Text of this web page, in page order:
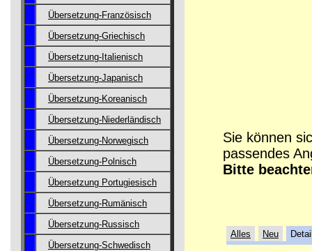
Übersetzung-Französisch
Übersetzung-Griechisch
Übersetzung-Italienisch
Übersetzung-Japanisch
Übersetzung-Koreanisch
Übersetzung-Niederländisch
Übersetzung-Norwegisch
Übersetzung-Polnisch
Übersetzung Portugiesisch
Übersetzung-Rumänisch
Übersetzung-Russisch
Übersetzung-Schwedisch
Sie können
passendes
Bitte
Alles Neu